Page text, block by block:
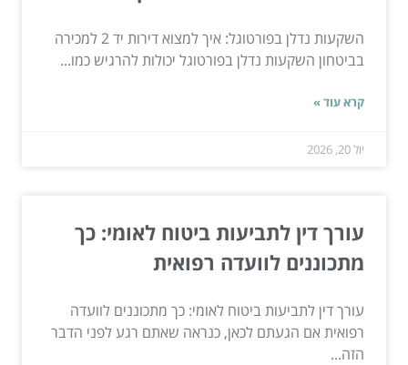
השקעות נדלן בפורטוגל: איך למצוא דירות יד 2 למכירה
בביטחון השקעות נדלן בפורטוגל יכולות להרגיש כמו...
קרא עוד »
יול 20, 2026
עורך דין לתביעות ביטוח לאומי: כך
מתכוננים לוועדה רפואית
עורך דין לתביעות ביטוח לאומי: כך מתכוננים לוועדה
רפואית אם הגעתם לכאן, כנראה שאתם רגע לפני הדבר
הזה...